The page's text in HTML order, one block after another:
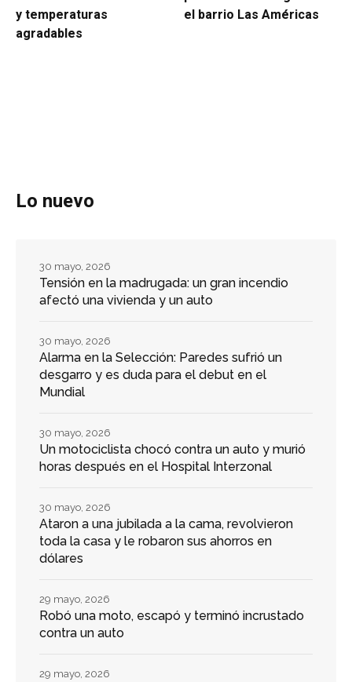
y temperaturas
agradables
el barrio Las Américas
Lo nuevo
Tensión en la madrugada: un gran incendio
afectó una vivienda y un auto
30 mayo, 2026
Alarma en la Selección: Paredes sufrió un
desgarro y es duda para el debut en el
Mundial
30 mayo, 2026
Un motociclista chocó contra un auto y murió
horas después en el Hospital Interzonal
30 mayo, 2026
Ataron a una jubilada a la cama, revolvieron
toda la casa y le robaron sus ahorros en
dólares
30 mayo, 2026
Robó una moto, escapó y terminó incrustado
contra un auto
29 mayo, 2026
29 mayo, 2026